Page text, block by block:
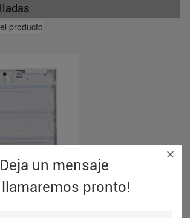
Deja un mensaje
llamaremos pronto!
producto